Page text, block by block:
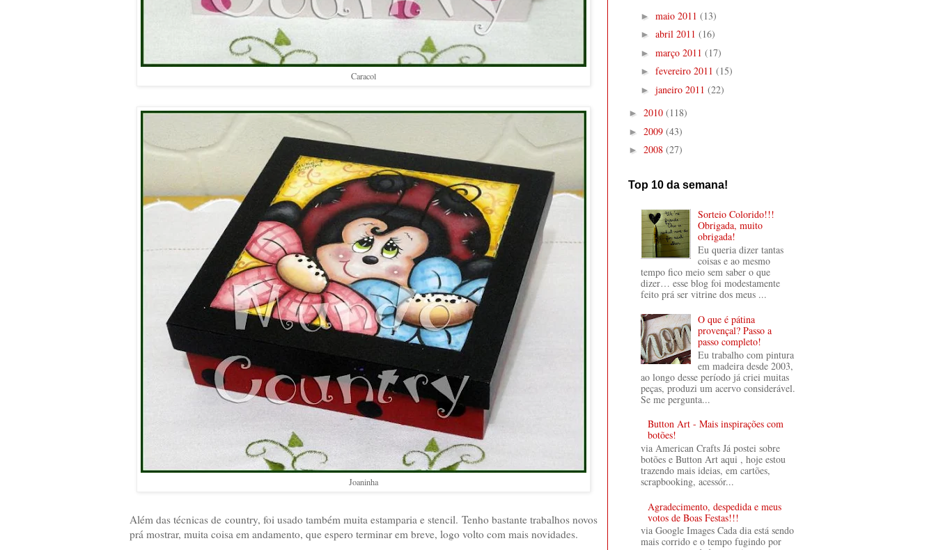
Caracol
Joaninha
Além das técnicas de country, foi usado também muita estamparia e stencil. Tenho bastante trabalhos novos
prá mostrar, muita coisa em andamento, que espero terminar em breve, logo volto com mais novidades.
► maio 2011 (13)
► abril 2011 (16)
► março 2011 (17)
► fevereiro 2011 (15)
► janeiro 2011 (22)
► 2010 (118)
► 2009 (43)
► 2008 (27)
Top 10 da semana!
Sorteio Colorido!!!
Obrigada, muito
obrigada!
Eu queria dizer tantas
coisas e ao mesmo
tempo fico meio sem saber o que
dizer… esse blog foi modestamente
feito prá ser vitrine dos meus ...
O que é pátina
provençal? Passo a
passo completo!
Eu trabalho com pintura
em madeira desde 2003,
ao longo desse período já criei muitas
peças, produzi um acervo considerável.
Se me pergunta...
Button Art - Mais inspirações com
botões!
via American Crafts Já postei sobre
botões e Button Art aqui , hoje estou
trazendo mais ideias, em cartões,
scrapbooking, acessór...
Agradecimento, despedida e meus
votos de Boas Festas!!!
via Google Images Cada dia está sendo
mais corrido e o tempo fugindo por